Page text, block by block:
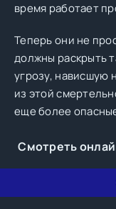
время работает
Теперь они не
должны раскрыть
угрозу, нависшую
из этой
еще более
Смотреть